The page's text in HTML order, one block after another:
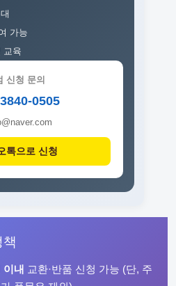
가능
교육
신청 문의
0505
톡으로 신청
책
이내 교환·반품 신청 가능 (단, 주